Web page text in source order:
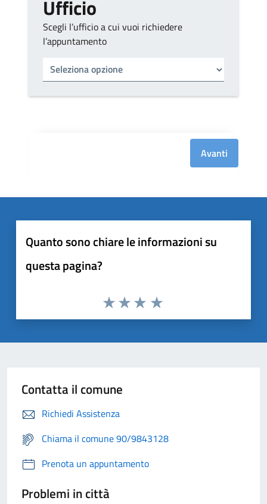
Ufficio
Scegli l’ufficio a cui vuoi richiedere
l’appuntamento
Tipo di ufficio
Avanti
Quanto sono chiare le informazioni su
questa pagina?
Contatta il comune
Richiedi Assistenza
Chiama il comune 90/9843128
Prenota un appuntamento
Problemi in città